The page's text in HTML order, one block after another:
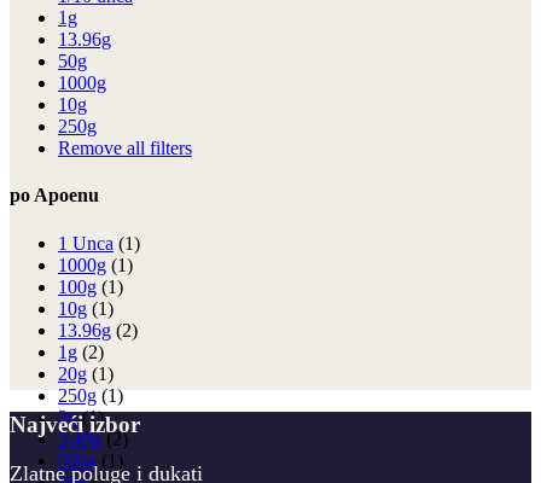
1g
13.96g
50g
1000g
10g
250g
Remove all filters
po Apoenu
1 Unca (1)
1000g (1)
100g (1)
10g (1)
13.96g (2)
1g (2)
20g (1)
250g (1)
2g (1)
3.49g (2)
500g (1)
Najveći izbor
Zlatne poluge i dukati